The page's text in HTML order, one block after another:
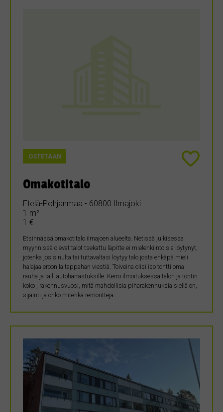
OSTETAAN
Omakotitalo
Etelä-Pohjanmaa • 60800 Ilmajoki
1 m²
1 €
Etsinnässä omakotitalo ilmajoen alueelta. Netissä julkisessa
myynnissä olevat talot tsekattu läpitte ei mielenkiintoisia löytynyt,
jotenka jos sinulta tai tuttavaltasi löytyy talo josta ehkäpä mieli
halajaa eroon laitappahan viestiä. Toiveina olisi iso tontti oma
rauha ja talli autoharrastuksille. Kerro ilmoituksessa talon ja tontin
koko , rakennusvuosi, mitä mahdollisia piharakennuksia siellä on,
sijainti ja onko mitenkä remontteja…